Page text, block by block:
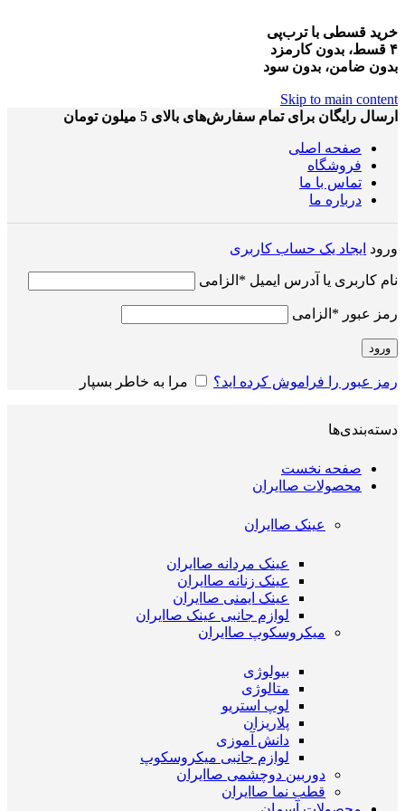
خرید قسطی با ترب‌پی
۴ قسط، بدون کارمزد
بدون ضامن، بدون سود
Skip to main content
ارسال رایگان برای تمام سفارش‌های بالای 5 میلون تومان
صفحه اصلی
فروشگاه
تماس با ما
درباره ما
ورود ایجاد یک حساب کاربری
نام کاربری یا آدرس ایمیل * الزامی
رمز عبور * الزامی
ورود
رمز عبور را فراموش کرده اید؟ مرا به خاطر بسپار
دسته‌بندی‌ها
صفحه نخست
محصولات صاایران
عینک صاایران
عینک مردانه صاایران
عینک زنانه صاایران
عینک ایمنی صاایران
لوازم جانبی عینک صاایران
میکروسکوپ صاایران
بیولوژی
متالوژی
لوپ استریو
پلاریزان
دانش آموزی
لوازم جانبی میکروسکوپ
دوربین دوچشمی صاایران
قطب نما صاایران